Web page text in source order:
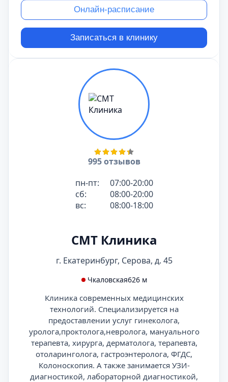
Онлайн-расписание
Записаться в клинику
995 отзывов
пн-пт:
07:00-20:00
сб:
08:00-20:00
вс:
08:00-18:00
СМТ Клиника
г. Екатеринбург, Серова, д. 45
Чкаловская626 м
Клиника современных медицинских
технологий. Специализируется на
предоставлении услуг гинеколога,
уролога,проктолога,невролога, мануального
терапевта, хирурга, дерматолога, терапевта,
отоларинголога, гастроэнтеролога, ФГДС,
Колоноскопия. А также занимается УЗИ-
диагностикой, лабораторной диагностикой,